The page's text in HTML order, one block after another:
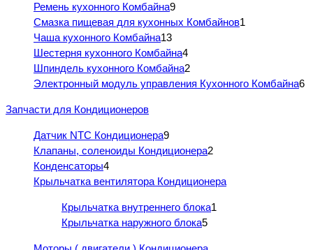
Ремень кухонного Комбайна9
Смазка пищевая для кухонных Комбайнов1
Чаша кухонного Комбайна13
Шестерня кухонного Комбайна4
Шпиндель кухонного Комбайна2
Электронный модуль управления Кухонного Комбайна6
Запчасти для Кондиционеров
Датчик NTC Кондиционера9
Клапаны, соленоиды Кондиционера2
Конденсаторы4
Крыльчатка вентилятора Кондиционера
Крыльчатка внутреннего блока1
Крыльчатка наружного блока5